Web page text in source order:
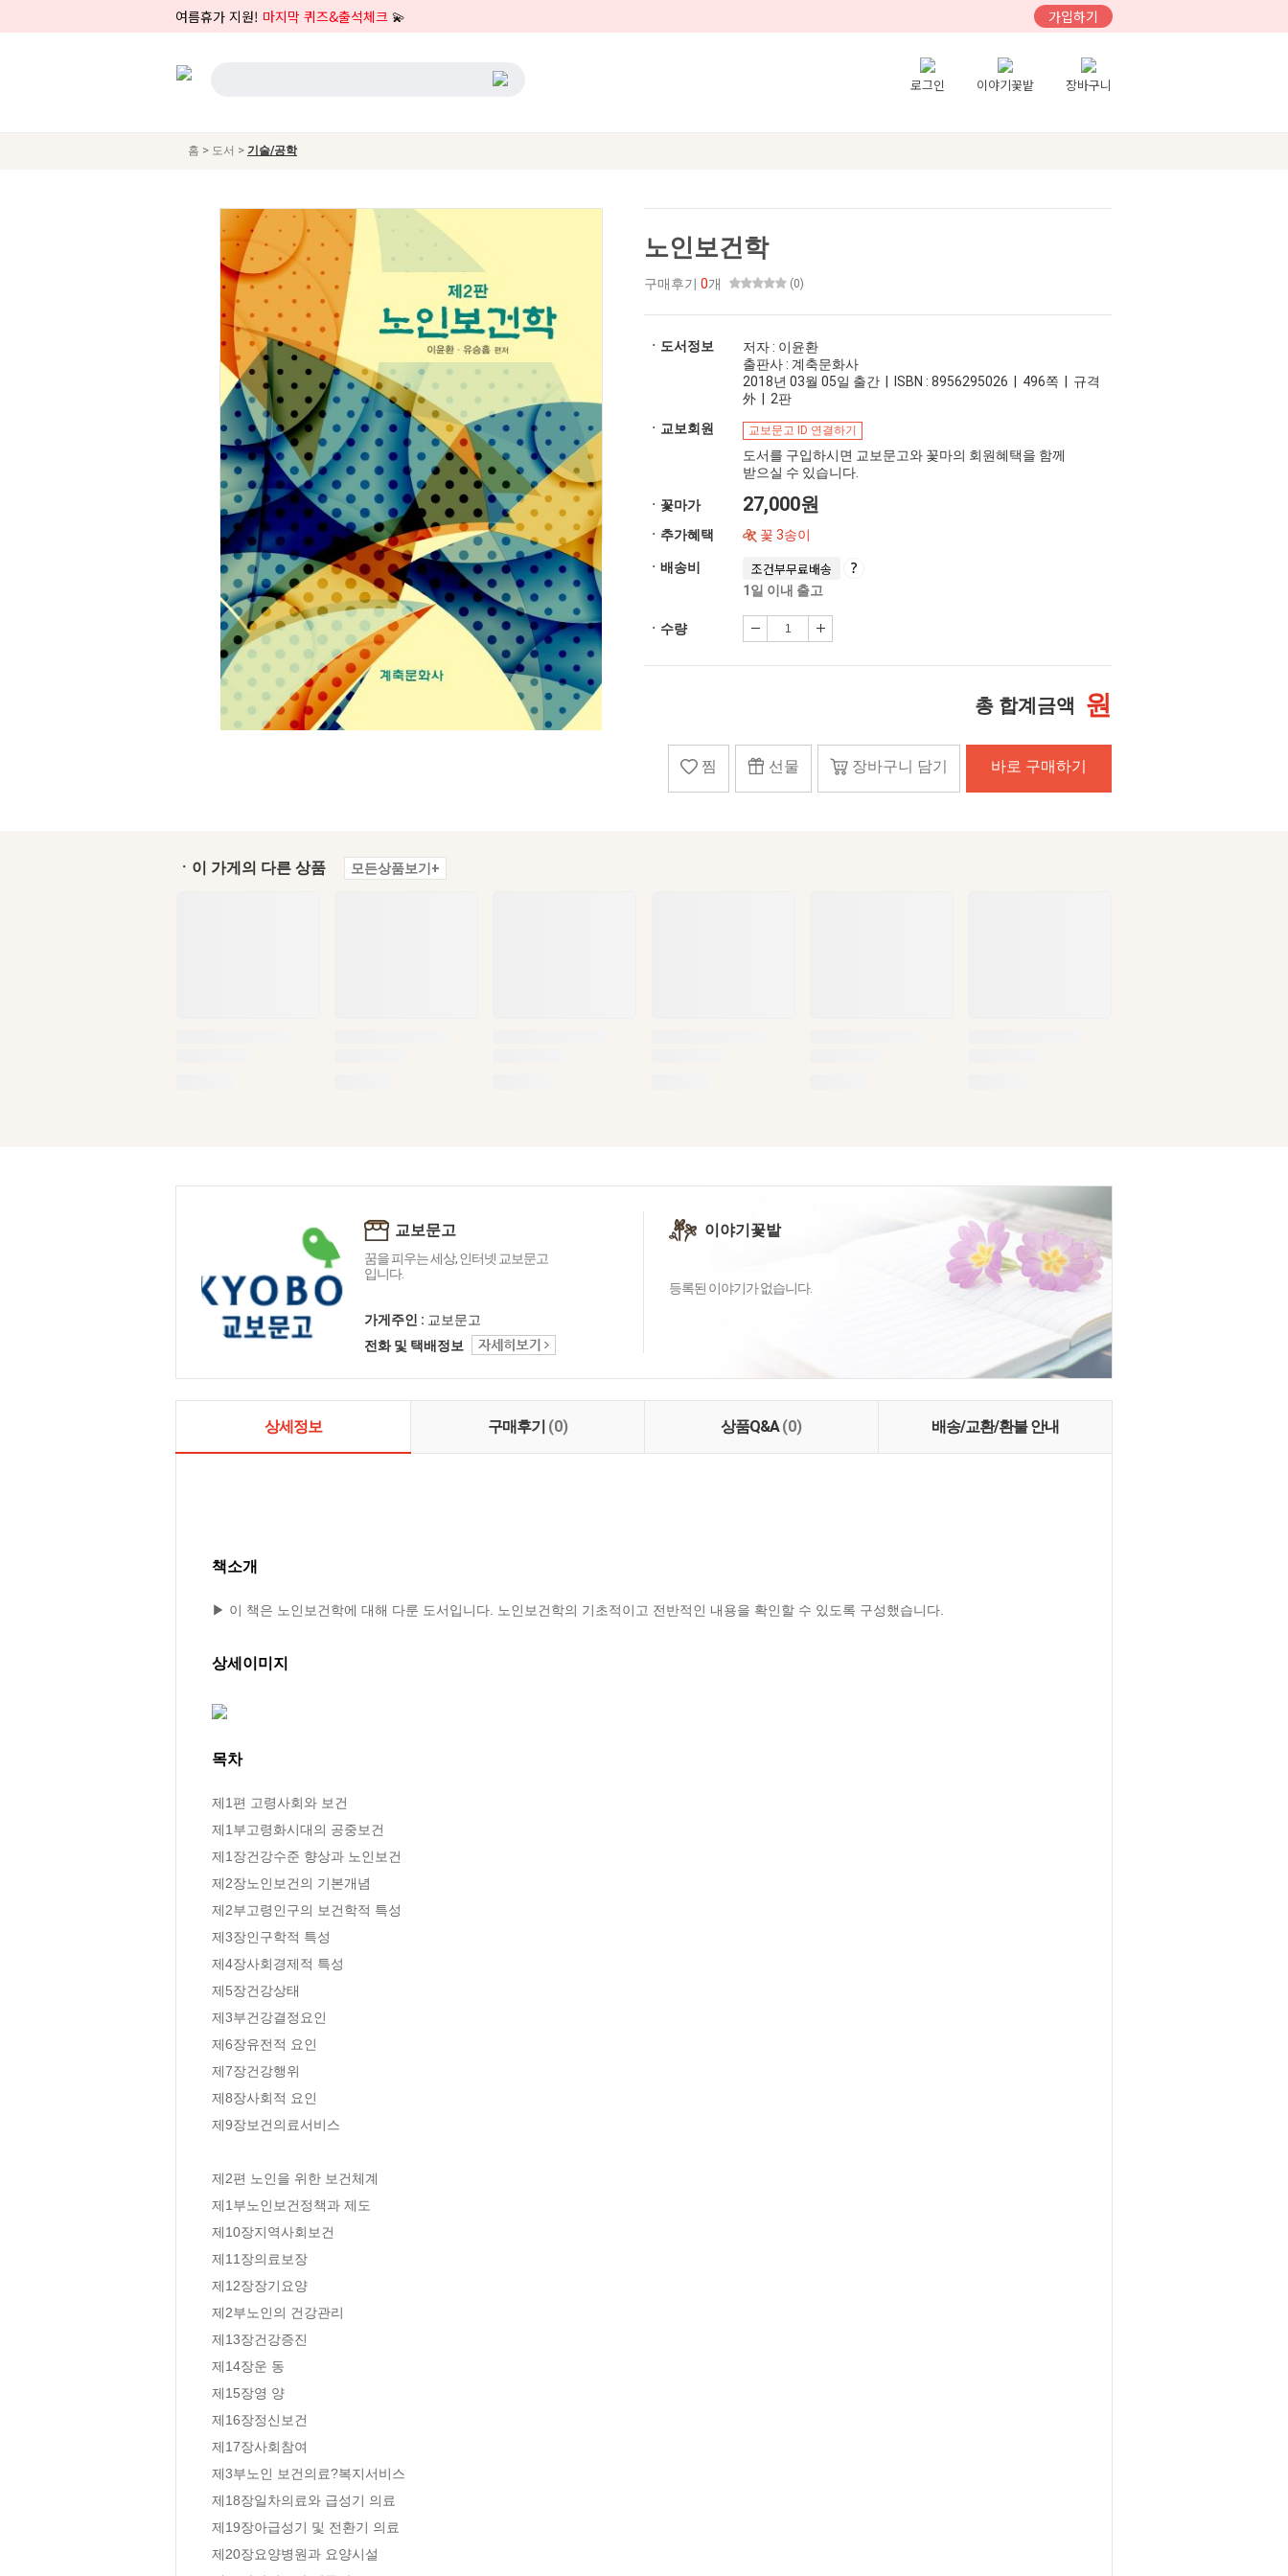
여름휴가 지원! 마지막 퀴즈&출석체크 💫 가입하기
로그인 이야기꽃밭 장바구니
홈 > 도서 > 기술/공학
노인보건학
구매후기 0개 (0)
ㆍ도서정보
저자 : 이윤환
출판사 : 계축문화사
2018년 03월 05일 출간 | ISBN : 8956295026 | 496쪽 | 규격
外 | 2판
ㆍ교보회원
교보문고 ID 연결하기
도서를 구입하시면 교보문고와 꽃마의 회원혜택을 함께
받으실 수 있습니다.
ㆍ꽃마가 27,000원
ㆍ추가혜택 꽃 3송이
ㆍ배송비 조건부무료배송
1일 이내 출고
ㆍ수량
총 합계금액 원
찜 선물 장바구니 담기 바로 구매하기
ㆍ이 가게의 다른 상품 모든상품보기+
교보문고
꿈을 피우는 세상, 인터넷 교보문고
입니다.
가게주인 : 교보문고
전화 및 택배정보
이야기꽃밭
등록된 이야기가 없습니다.
상세정보 구매후기 (0) 상품Q&A(0) 배송/교환/환불 안내
책소개
▶ 이 책은 노인보건학에 대해 다룬 도서입니다. 노인보건학의 기초적이고 전반적인 내용을 확인할 수 있도록 구성했습니다.
상세이미지
목차
제1편 고령사회와 보건
제1부고령화시대의 공중보건
제1장건강수준 향상과 노인보건
제2장노인보건의 기본개념
제2부고령인구의 보건학적 특성
제3장인구학적 특성
제4장사회경제적 특성
제5장건강상태
제3부건강결정요인
제6장유전적 요인
제7장건강행위
제8장사회적 요인
제9장보건의료서비스
제2편 노인을 위한 보건체계
제1부노인보건정책과 제도
제10장지역사회보건
제11장의료보장
제12장장기요양
제2부노인의 건강관리
제13장건강증진
제14장운 동
제15장영 양
제16장정신보건
제17장사회참여
제3부노인 보건의료?복지서비스
제18장일차의료와 급성기 의료
제19장아급성기 및 전환기 의료
제20장요양병원과 요양시설